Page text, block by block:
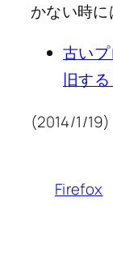
かない時に
古い
旧す
(2014/1/19)
Firefox